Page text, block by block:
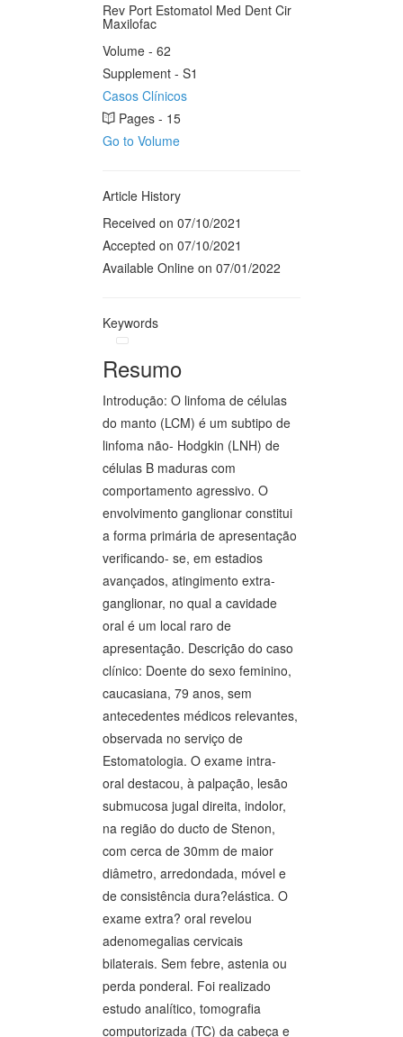
Rev Port Estomatol Med Dent Cir
Maxilofac
Volume - 62
Supplement - S1
Casos Clínicos
Pages - 15
Go to Volume
Article History
Received on 07/10/2021
Accepted on 07/10/2021
Available Online on 07/01/2022
Keywords
Resumo
Introdução: O linfoma de células
do manto (LCM) é um subtipo de
linfoma não- Hodgkin (LNH) de
células B maduras com
comportamento agressivo. O
envolvimento ganglionar constitui
a forma primária de apresentação
verificando- se, em estadios
avançados, atingimento extra-
ganglionar, no qual a cavidade
oral é um local raro de
apresentação. Descrição do caso
clínico: Doente do sexo feminino,
caucasiana, 79 anos, sem
antecedentes médicos relevantes,
observada no serviço de
Estomatologia. O exame intra-
oral destacou, à palpação, lesão
submucosa jugal direita, indolor,
na região do ducto de Stenon,
com cerca de 30mm de maior
diâmetro, arredondada, móvel e
de consistência dura?elástica. O
exame extra? oral revelou
adenomegalias cervicais
bilaterais. Sem febre, astenia ou
perda ponderal. Foi realizado
estudo analítico, tomografia
computorizada (TC) da cabeça e